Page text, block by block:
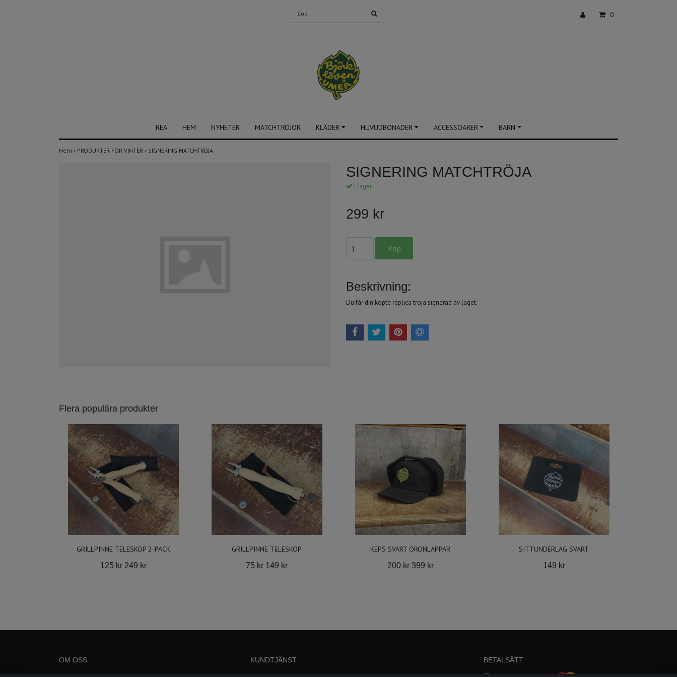
0
REA HEM NYHETER MATCHTRÖJOR KLÄDER HUVUDBONADER ACCESSOARER BARN
Hem › PRODUKTER FÖR VINTER › SIGNERING MATCHTRÖJA
SIGNERING MATCHTRÖJA
I lager.
299 kr
Beskrivning:
Du får din köpte replica tröja signerad av laget.
Flera populära produkter
GRILLPINNE TELESKOP 2-PACK
125 kr249 kr
GRILLPINNE TELESKOP
75 kr 149 kr
KEPS SVART ÖRONLAPPAR
200 kr399 kr
SITTUNDERLAG SVART
149 kr
OM OSS KUNDTJÄNST BETALSÄTT